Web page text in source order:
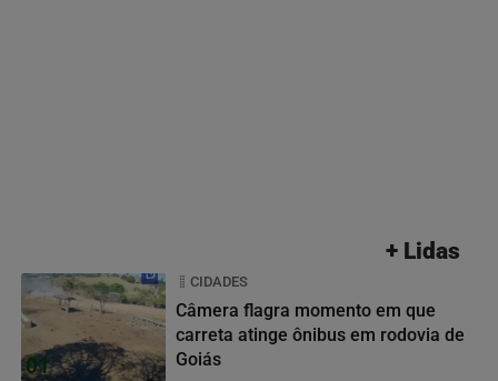
+ Lidas
01
CIDADES
Câmera flagra momento em que
carreta atinge ônibus em rodovia de
Goiás